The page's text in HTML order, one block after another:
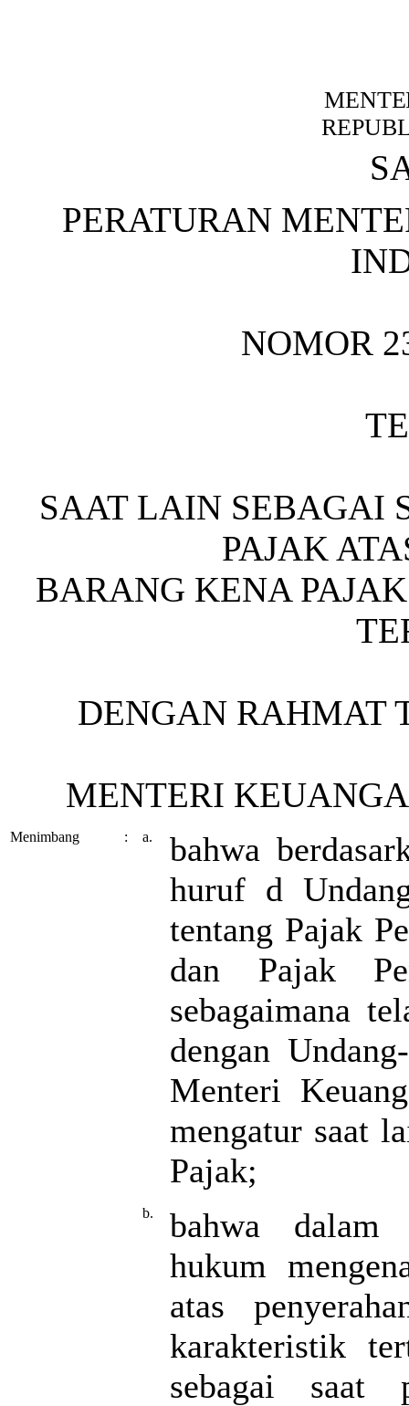
PERATURAN
NOMOR
SAAT LAIN SEBAGAI
PAJAK
BARANG KENA
DENGAN RAHMAT
MENTERI
Menimbang : a.
bahwa
huruf d
tentang Pajak
dan Pajak
sebagaimana
dengan
Menteri
mengatur saat
Pajak;
b.
bahwa dalam
hukum
atas
karakteristik
sebagai saat